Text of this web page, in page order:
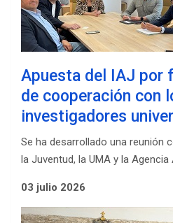
Apuesta del IAJ por
de cooperación con
investigadores
Se ha desarrollado una reunión
la Juventud, la UMA y la Agencia
03 julio 2026